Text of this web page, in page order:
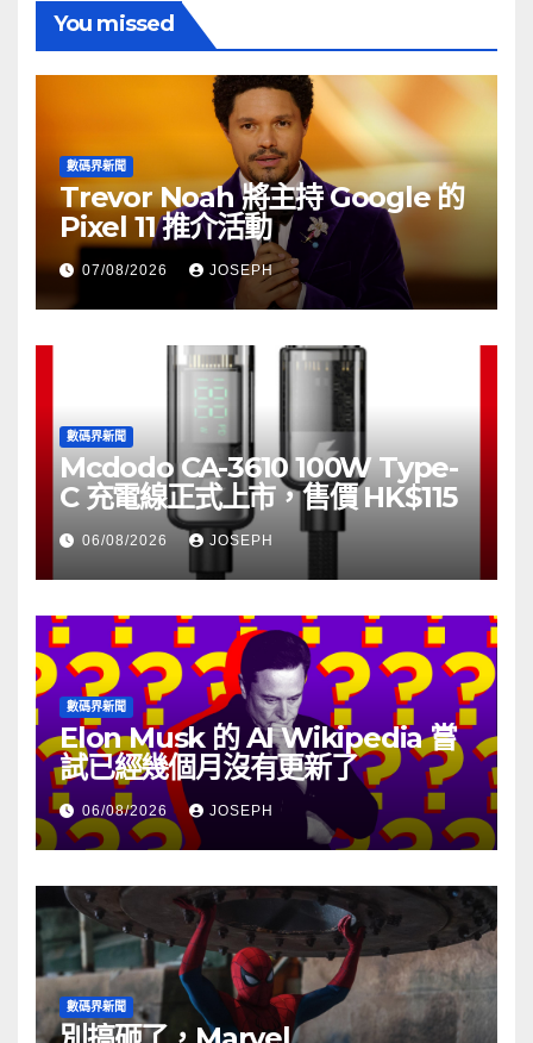
You missed
數碼界新聞
Trevor Noah 將主持 Google 的
Pixel 11 推介活動
07/08/2026 JOSEPH
數碼界新聞
Mcdodo CA-3610 100W Type-
C 充電線正式上市，售價 HK$115
06/08/2026 JOSEPH
數碼界新聞
Elon Musk 的 AI Wikipedia 嘗
試已經幾個月沒有更新了
06/08/2026 JOSEPH
數碼界新聞